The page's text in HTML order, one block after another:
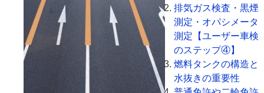
排気ガス検査・黒煙
測定・オパシメータ
測定【ユーザー車検
のステップ④】
燃料タンクの構造と
水抜きの重要性